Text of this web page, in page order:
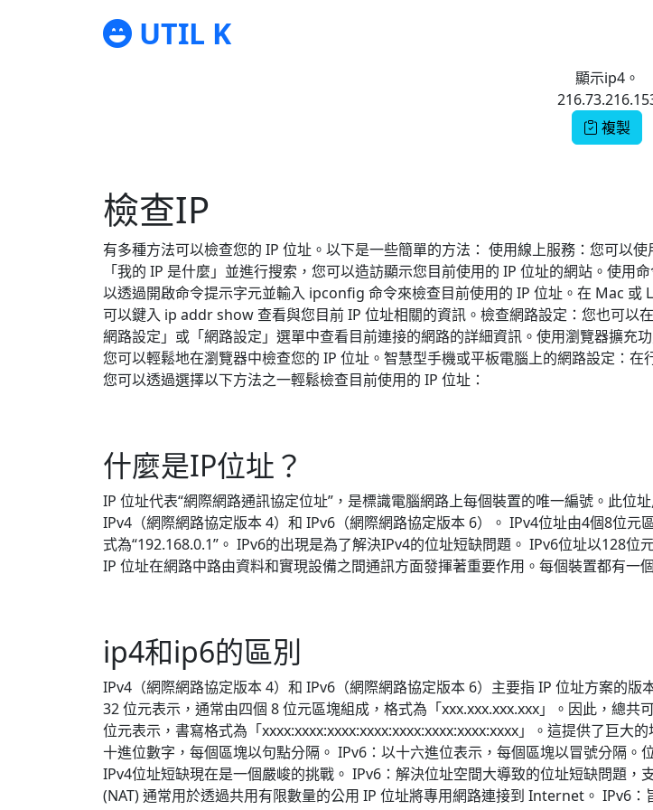
UTIL K
顯示ip4。
複製
檢查IP
有多種方法可以檢查您的 IP 位址。以下是一些簡單的方法： 使用線上服務：您可以
「我的 IP 是什麼」並進行搜索，您可以造訪顯示您目前使用的 IP 位址的網站。使
以透過開啟命令提示字元並輸入 ipconfig 命令來檢查目前使用的 IP 位址。在 Mac
可以鍵入 ip addr show 查看與您目前 IP 位址相關的資訊。檢查網路設定：您也可以
網路設定」或「網路設定」選單中查看目前連接的網路的詳細資訊。使用瀏覽器擴充
您可以輕鬆地在瀏覽器中檢查您的 IP 位址。智慧型手機或平板電腦上的網路設定：
您可以透過選擇以下方法之一輕鬆檢查目前使用的 IP 位址：
什麼是IP位址？
IP 位址代表“網際網路通訊協定位址”，是標識電腦網路上每個裝置的唯一編號。此位
IPv4（網際網路協定版本 4）和 IPv6（網際網路協定版本 6）。 IPv4位址由4個8位
式為“192.168.0.1”。 IPv6的出現是為了解決IPv4的位址短缺問題。 IPv6位址以128
IP 位址在網路中路由資料和實現設備之間通訊方面發揮著重要作用。每個裝置都有
ip4和ip6的區別
IPv4（網際網路協定版本 4）和 IPv6（網際網路協定版本 6）主要指 IP 位址方案的
32 位元表示，通常由四個 8 位元區塊組成，格式為「xxx.xxx.xxx.xxx」。因此，總
位元表示，書寫格式為「xxxx:xxxx:xxxx:xxxx:xxxx:xxxx:xxxx:xxxx」。這提供了巨大
十進位數字，每個區塊以句點分隔。 IPv6：以十六進位表示，每個區塊以冒號分隔。
IPv4位址短缺現在是一個嚴峻的挑戰。 IPv6：解決位址空間大導致的位址短缺問題
(NAT) 通常用於透過共用有限數量的公用 IP 位址將專用網路連接到 Internet。 IPv6